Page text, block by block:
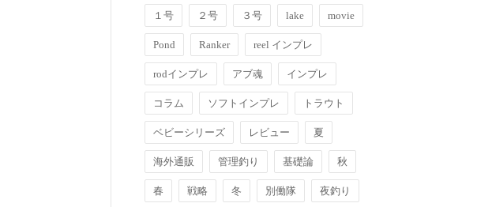
のが ONETEN J...
１号 ２号 ３号 lake movie
Pond Ranker reel インプレ
rodインプレ アブ魂 インプレ
コラム ソフトインプレ トラウト
ベビーシリーズ レビュー 夏
海外通販 管理釣り 基礎論 秋
春 戦略 冬 別働隊 夜釣り